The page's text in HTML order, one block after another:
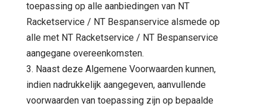
toepassing op alle aanbiedingen van NT
Racketservice / NT Bespanservice alsmede op
alle met NT Racketservice / NT Bespanservice
aangegane overeenkomsten.
3. Naast deze Algemene Voorwaarden kunnen,
indien nadrukkelijk aangegeven, aanvullende
voorwaarden van toepassing zijn op bepaalde